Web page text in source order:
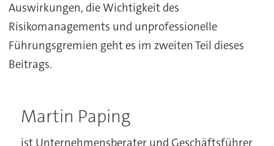
Auswirkungen, die Wichtigkeit des
Risikomanagements und unprofessionelle
Führungsgremien geht es im zweiten Teil dieses
Beitrags.
Martin Paping
ist Unternehmensberater und Geschäftsführer